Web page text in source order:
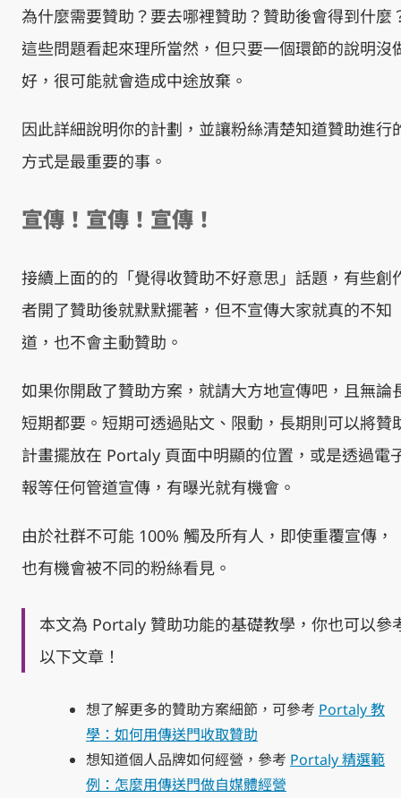
為什麼需要贊助？要去哪裡贊助？贊助後會得到什麼
這些問題看起來理所當然，但只要一個環節的說明沒
好，很可能就會造成中途放棄。
因此詳細說明你的計劃，並讓粉絲清楚知道贊助進行
方式是最重要的事。
宣傳！宣傳！宣傳！
接續上面的的「覺得收贊助不好意思」話題，有些創
者開了贊助後就默默擺著，但不宣傳大家就真的不知
道，也不會主動贊助。
如果你開啟了贊助方案，就請大方地宣傳吧，且無論
短期都要。短期可透過貼文、限動，長期則可以將贊
計畫擺放在 Portaly 頁面中明顯的位置，或是透過電
報等任何管道宣傳，有曝光就有機會。
由於社群不可能 100% 觸及所有人，即使重覆宣傳，
也有機會被不同的粉絲看見。
本文為 Portaly 贊助功能的基礎教學，你也可以參
以下文章！
想了解更多的贊助方案細節，可參考 Portaly 教
學：如何用傳送門收取贊助
想知道個人品牌如何經營，參考 Portaly 精選範
例：怎麼用傳送門做自媒體經營